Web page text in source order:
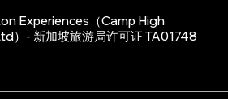
Experiences（Camp High
）- 新加坡旅游局许可证 TA01748